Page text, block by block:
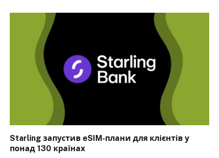
Starling запустив eSIM-плани для клієнтів у
понад 130 країнах